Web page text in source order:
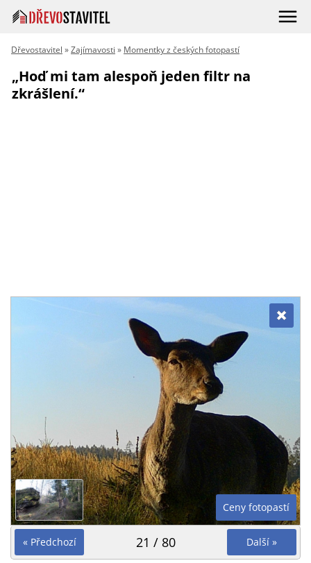
Dřevostavitel »Zajímavosti » Momentky z českých fotopastí
„Hoď mi tam alespoň jeden filtr na
zkrášlení.“
Ceny fotopastí
« Předchozí Další »
21 / 80